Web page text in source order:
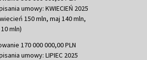
umowy: KWIECIEŃ 2025
150 mln, maj 140 mln,
mln)
170 000 000,00 PLN
umowy: LIPIEC 2025